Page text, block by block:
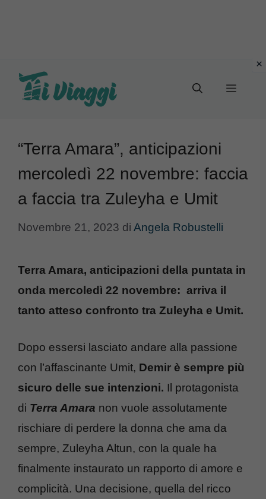
Menu
“Terra Amara”, anticipazioni
mercoledì 22 novembre: faccia
a faccia tra Zuleyha e Umit
Novembre 21, 2023 di Angela Robustelli
Terra Amara, anticipazioni della puntata in
onda mercoledì 22 novembre: arriva il
tanto atteso confronto tra Zuleyha e Umit.
Dopo essersi lasciato andare alla passione
con l’affascinante Umit, Demir è sempre più
sicuro delle sue intenzioni. Il protagonista
di Terra Amara non vuole assolutamente
rischiare di perdere la donna che ama da
sempre, Zuleyha Altun, con la quale ha
finalmente instaurato un rapporto di amore e
complicità. Una decisione, quella del ricco